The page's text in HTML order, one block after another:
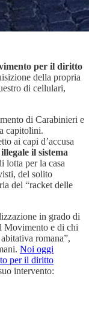
per il diritto
della propria
di cellulari,
di Carabinieri e
capitolini.
ai capi d’accusa
il sistema
lotta per la casa
del solito
del “racket delle
in grado di
Movimento e di chi
romana”,
Noi oggi
per il diritto
intervento: